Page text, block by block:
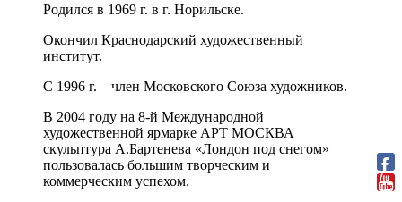
Родился в 1969 г. в г. Норильске.
Окончил Краснодарский художественный
институт.
С 1996 г. – член Московского Союза художников.
В 2004 году на 8-й Международной
художественной ярмарке APT МОСКВА
скульптура А.Бартенева «Лондон под снегом»
пользовалась большим творческим и
коммерческим успехом.